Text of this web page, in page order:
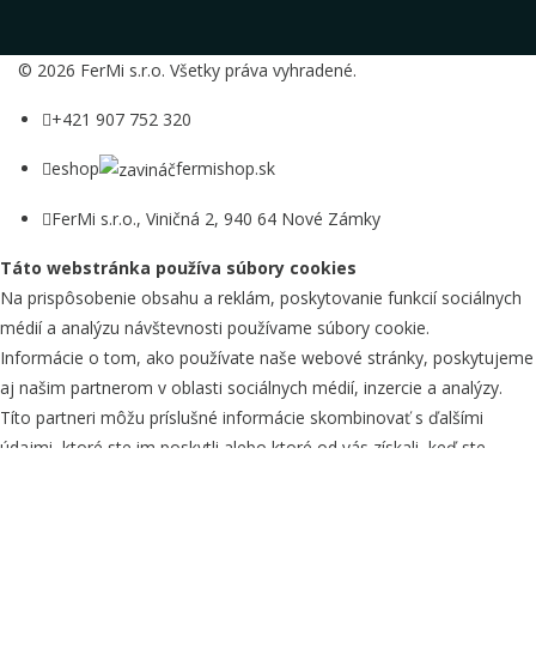
© 2026 FerMi s.r.o. Všetky práva vyhradené.
+421 907 752 320
eshop fermishop.sk
FerMi s.r.o., Viničná 2, 940 64 Nové Zámky
Táto webstránka používa súbory cookies
Na prispôsobenie obsahu a reklám, poskytovanie funkcií sociálnych
médií a analýzu návštevnosti používame súbory cookie.
Informácie o tom, ako používate naše webové stránky, poskytujeme
aj našim partnerom v oblasti sociálnych médií, inzercie a analýzy.
Títo partneri môžu príslušné informácie skombinovať s ďalšími
údajmi, ktoré ste im poskytli alebo ktoré od vás získali, keď ste